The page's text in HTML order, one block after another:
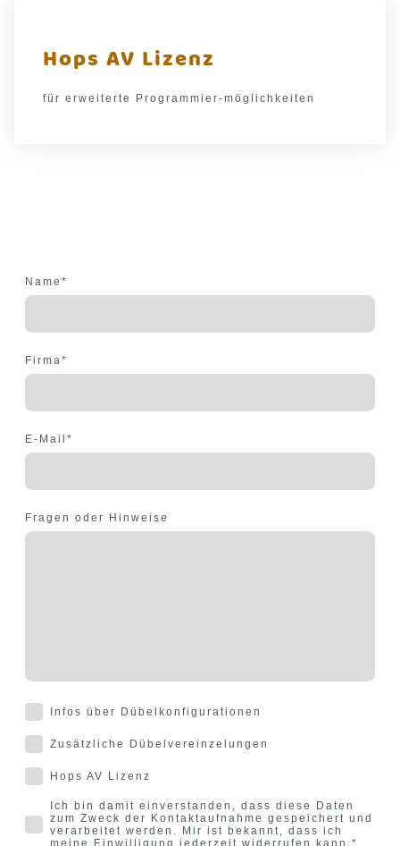
Hops AV Lizenz
für erweiterte Programmier-möglichkeiten
Name *
Firma*
E-Mail *
Fragen oder Hinweise
Infos über Dübelkonfigurationen
Zusätzliche Dübelvereinzelungen
Hops AV Lizenz
Ich bin damit einverstanden, dass diese Daten
zum Zweck der Kontaktaufnahme gespeichert und
verarbeitet werden. Mir ist bekannt, dass ich
meine Einwilligung jederzeit widerrufen kann.*